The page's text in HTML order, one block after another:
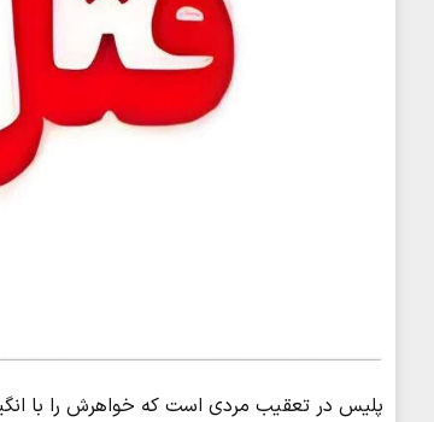
پلیس در تعقیب مردی است که خواهرش را با